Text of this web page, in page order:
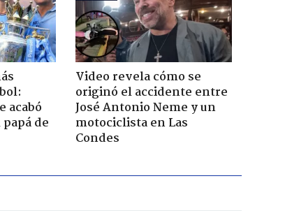
acabó
de
Video revela cómo se
originó el accidente entre
José Antonio Neme y un
motociclista en Las
Condes